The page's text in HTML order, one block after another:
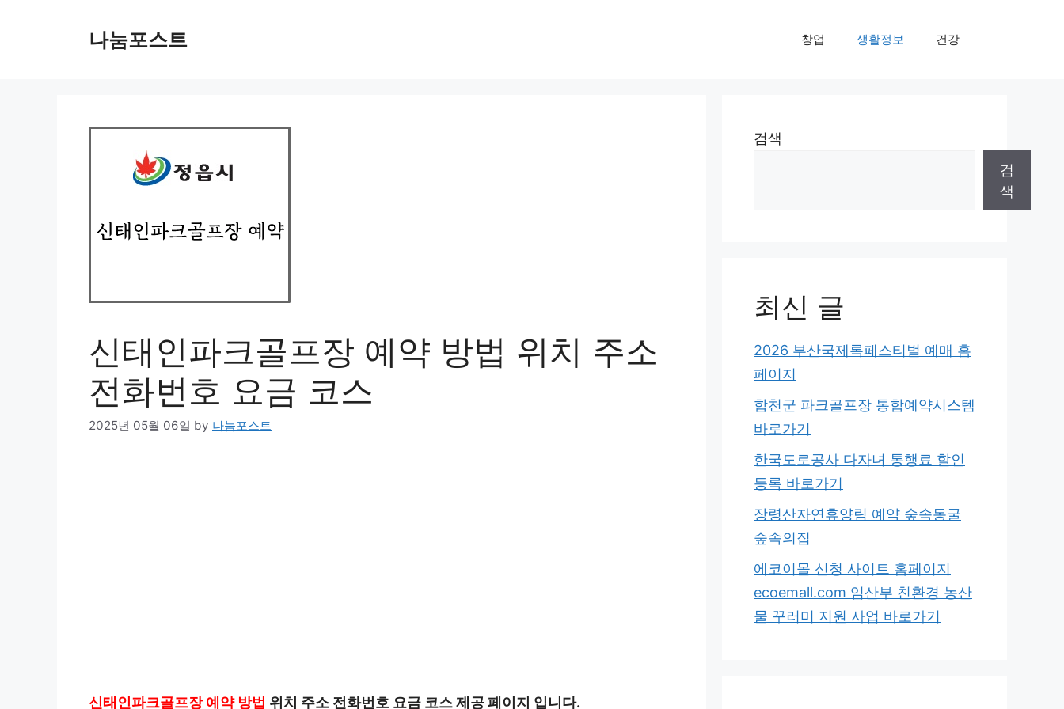
나눔포스트 창업 생활정보 건강
신태인파크골프장 예약 방법 위치 주소
전화번호 요금 코스
2025년 05월 06일 by 나눔포스트
신태인파크골프장 예약 방법 위치 주소 전화번호 요금 코스 제공 페이지 입니다.
검색
검
색
최신 글
2026 부산국제록페스티벌 예매 홈
페이지
합천군 파크골프장 통합예약시스템
바로가기
한국도로공사 다자녀 통행료 할인
등록 바로가기
장령산자연휴양림 예약 숲속동굴
숲속의집
에코이몰 신청 사이트 홈페이지
ecoemall.com 임산부 친환경 농산
물 꾸러미 지원 사업 바로가기